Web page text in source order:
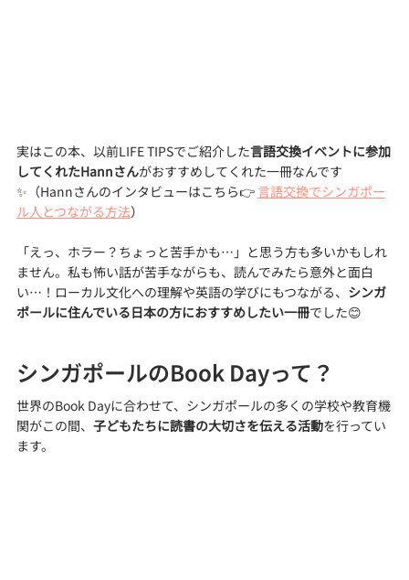
実はこの本、以前LIFE TIPSでご紹介した言語交換イベントに参加
してくれたHannさんがおすすめしてくれた一冊なんです
✨（Hannさんのインタビューはこちら👉 言語交換でシンガポー
ル人とつながる方法）
「えっ、ホラー？ちょっと苦手かも…」と思う方も多いかもしれ
ません。私も怖い話が苦手ながらも、読んでみたら意外と面白
い…！ローカル文化への理解や英語の学びにもつながる、 シンガ
ポールに住んでいる日本の方におすすめしたい一冊でした😊
シンガポールのBook Dayって？
世界のBook Dayに合わせて、シンガポールの多くの学校や教育機
関がこの間、 子どもたちに読書の大切さを伝える活動を行ってい
ます。